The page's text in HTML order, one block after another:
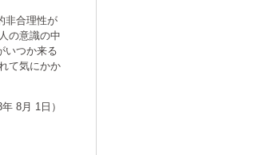
非合理性が
の意識の中
いつか来る
て気にかか
8月 1日）